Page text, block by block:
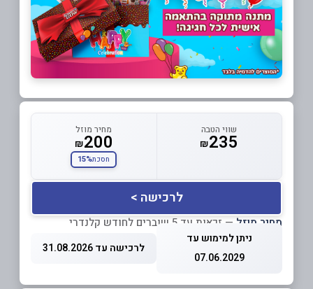
שווי הטבה
₪235
מחיר מוזל
₪200
חסכת15%
לרכישה >
מחיר מוזל — זכאות עד 5 שוברים לחודש קלנדרי
ניתן למימוש עד
07.06.2029
לרכישה עד 31.08.2026